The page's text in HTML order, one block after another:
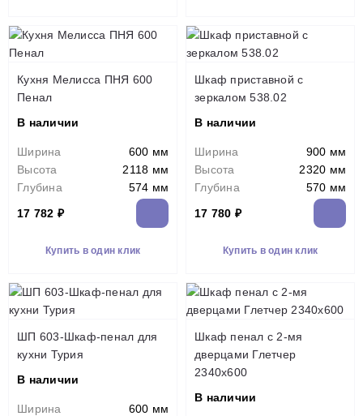
Кухня Мелисса ПНЯ 600
Пенал
В наличии
Ширина
600 мм
Высота
2118 мм
Глубина
574 мм
17 782 ₽
Купить в один клик
Шкаф приставной с
зеркалом 538.02
В наличии
Ширина
900 мм
Высота
2320 мм
Глубина
570 мм
17 780 ₽
Купить в один клик
ШП 603-Шкаф-пенал для
кухни Турия
В наличии
Ширина
600 мм
Шкаф пенал с 2-мя
дверцами Глетчер
2340х600
В наличии